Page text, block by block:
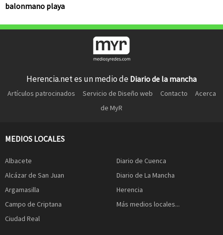
balonmano playa
Herencia.net es un medio de Diario de la mancha
Artículos patrocinados Servicio de Diseño web Contacto
Acerca
de MyR
MEDIOS LOCALES
Albacete
Alcázar de San Juan
Argamasilla
Campo de Criptana
Ciudad Real
Diario de Cuenca
Diario de La Mancha
Herencia
Más medios locales...